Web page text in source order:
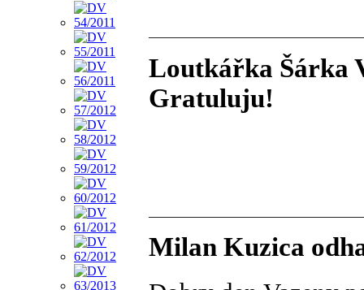
Loutkářka Šárka
Gratuluju!
Milan Kuzica